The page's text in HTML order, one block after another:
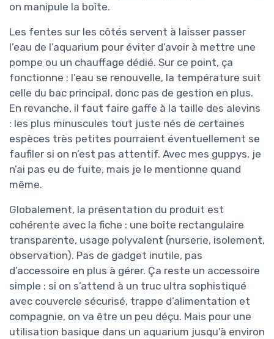
on manipule la boîte.
Les fentes sur les côtés servent à laisser passer
l’eau de l’aquarium pour éviter d’avoir à mettre une
pompe ou un chauffage dédié. Sur ce point, ça
fonctionne : l’eau se renouvelle, la température suit
celle du bac principal, donc pas de gestion en plus.
En revanche, il faut faire gaffe à la taille des alevins
: les plus minuscules tout juste nés de certaines
espèces très petites pourraient éventuellement se
faufiler si on n’est pas attentif. Avec mes guppys, je
n’ai pas eu de fuite, mais je le mentionne quand
même.
Globalement, la présentation du produit est
cohérente avec la fiche : une boîte rectangulaire
transparente, usage polyvalent (nurserie, isolement,
observation). Pas de gadget inutile, pas
d’accessoire en plus à gérer. Ça reste un accessoire
simple : si on s’attend à un truc ultra sophistiqué
avec couvercle sécurisé, trappe d’alimentation et
compagnie, on va être un peu déçu. Mais pour une
utilisation basique dans un aquarium jusqu’à environ